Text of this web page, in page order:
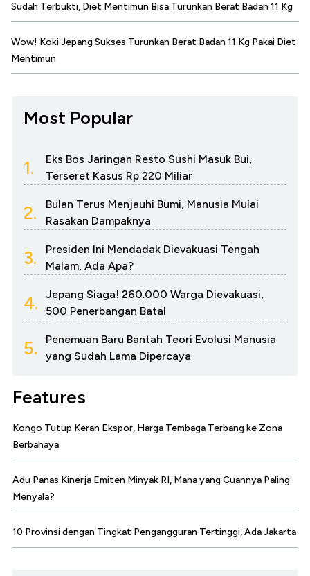
Sudah Terbukti, Diet Mentimun Bisa Turunkan Berat Badan 11 Kg
Wow! Koki Jepang Sukses Turunkan Berat Badan 11 Kg Pakai Diet
Mentimun
Most Popular
1.
Eks Bos Jaringan Resto Sushi Masuk Bui,
Terseret Kasus Rp 220 Miliar
2.
Bulan Terus Menjauhi Bumi, Manusia Mulai
Rasakan Dampaknya
3.
Presiden Ini Mendadak Dievakuasi Tengah
Malam, Ada Apa?
4.
Jepang Siaga! 260.000 Warga Dievakuasi,
500 Penerbangan Batal
5.
Penemuan Baru Bantah Teori Evolusi Manusia
yang Sudah Lama Dipercaya
Features
Kongo Tutup Keran Ekspor, Harga Tembaga Terbang ke Zona
Berbahaya
Adu Panas Kinerja Emiten Minyak RI, Mana yang Cuannya Paling
Menyala?
10 Provinsi dengan Tingkat Pengangguran Tertinggi, Ada Jakarta